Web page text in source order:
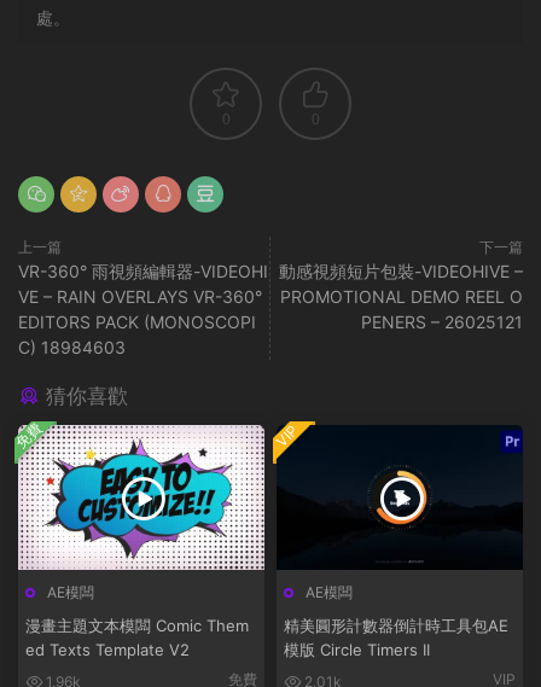
處。
0 0
上一篇
VR-360° 雨視頻編輯器-VIDEOHI
VE – RAIN OVERLAYS VR-360°
EDITORS PACK (MONOSCOPI
C) 18984603
下一篇
動感視頻短片包裝-VIDEOHIVE –
PROMOTIONAL DEMO REEL O
PENERS – 26025121
猜你喜歡
AE模闆
漫畫主題文本模闆 Comic Them
ed Texts Template V2
1.96k 免費
免費
AE模闆
精美圓形計數器倒計時工具包AE
模版 Circle Timers II
2.01k VIP
VIP